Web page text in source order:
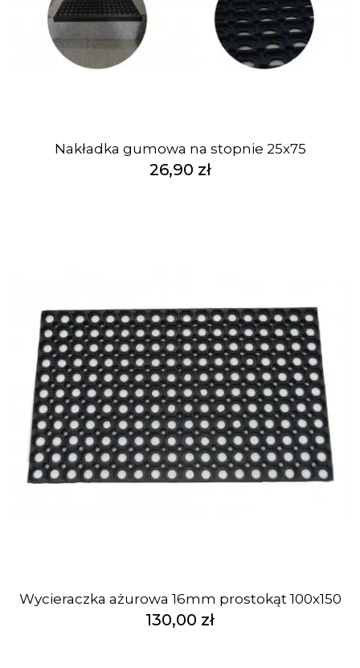
Nakładka gumowa na stopnie 25x75
26,90 zł
Wycieraczka ażurowa 16mm prostokąt 100x150
130,00 zł